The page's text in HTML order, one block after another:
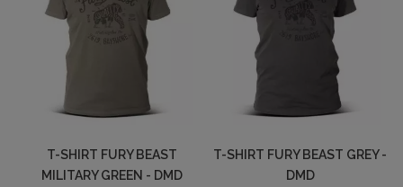
T-SHIRT FURY BEAST
MILITARY GREEN - DMD
T-SHIRT FURY BEAST GREY -
DMD